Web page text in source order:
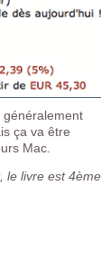
généralement
ça va être
Mac.
le livre est